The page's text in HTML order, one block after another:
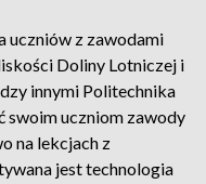
uczniów z zawodami
Doliny Lotniczej i
innymi Politechnika
swoim uczniom zawody
na lekcjach z
jest technologia